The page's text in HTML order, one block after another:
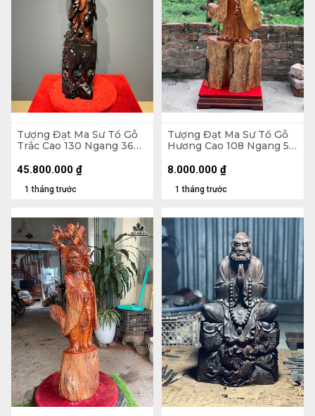
Tượng Đạt Ma Sư Tổ Gỗ
Trắc Cao 130 Ngang 36
1 tháng trước
45.800.000 ₫
Tượng Đạt Ma Sư Tổ Gỗ
Hương Cao 108 Ngang 58
1 tháng trước
8.000.000 ₫